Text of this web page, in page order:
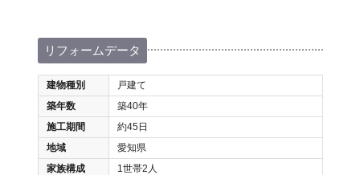
リフォームデータ
建物種別
戸建て
築年数
築40年
施工期間
約45日
地域
愛知県
家族構成
1世帯2人